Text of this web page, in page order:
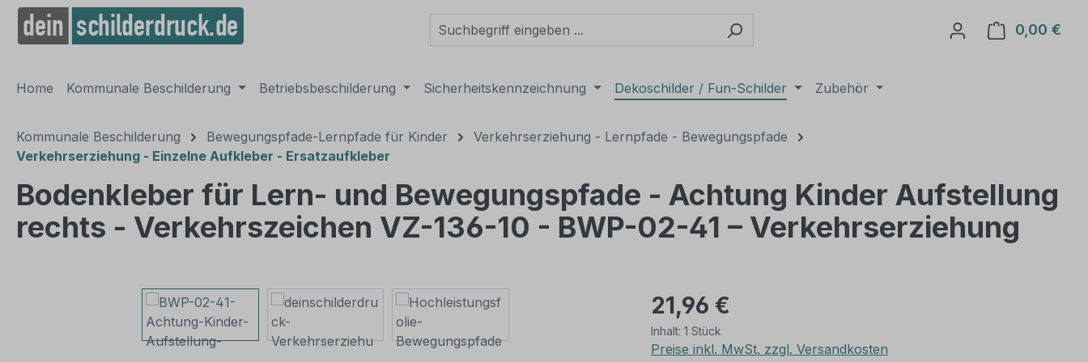
Zur Hauptnavigation springen
0,00 €
Home Kommunale Beschilderung Betriebsbeschilderung Sicherheitskennzeichnung Dekoschilder / Fun-Schilder Zubehör
Kommunale Beschilderung Bewegungspfade-Lernpfade für Kinder
Verkehrserziehung - Lernpfade - Bewegungspfade
Verkehrserziehung - Einzelne Aufkleber - Ersatzaufkleber
Bodenkleber für Lern- und Bewegungspfade - Achtung Kinder Aufstellung
rechts - Verkehrszeichen VZ-136-10 - BWP-02-41 – Verkehrserziehung
Bildergalerie überspringen 21,96 €
Inhalt: 1 Stück
Preise inkl. MwSt. zzgl. Versandkosten